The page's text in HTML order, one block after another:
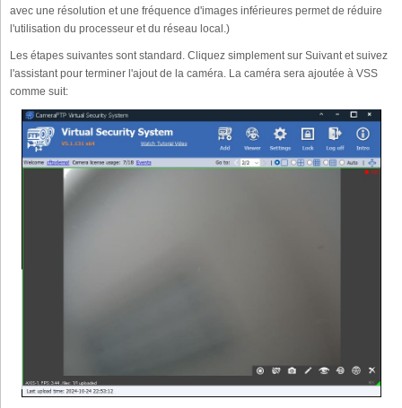
avec une résolution et une fréquence d'images inférieures permet de réduire
l'utilisation du processeur et du réseau local.)
Les étapes suivantes sont standard. Cliquez simplement sur Suivant et suivez
l'assistant pour terminer l'ajout de la caméra. La caméra sera ajoutée à VSS
comme suit: